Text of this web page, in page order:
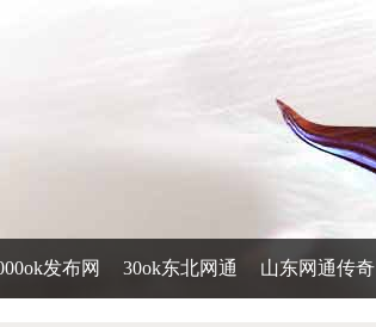
发布网 30ok东北网通 山东网通传奇